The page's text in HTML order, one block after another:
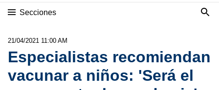
Secciones
21/04/2021 11:00 AM
Especialistas recomiendan
vacunar a niños: 'Será el